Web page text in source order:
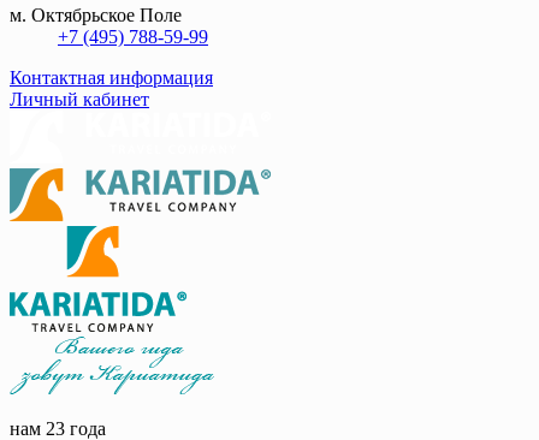
м. Октябрьское Поле
+7 (495) 788-59-99
Контактная информация
Личный кабинет
нам 23 года